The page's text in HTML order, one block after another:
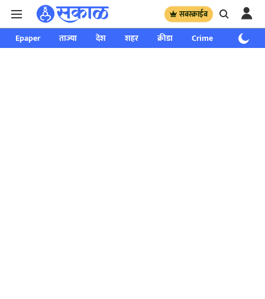
सबस्क्राईब
Epaper ताज्या देश शहर क्रीडा Crime साप्ताहिक